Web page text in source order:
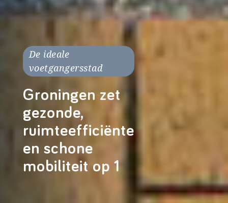
De ideale
voetgangersstad
Groningen zet
gezonde,
ruimteefficiënte
en schone
mobiliteit op 1